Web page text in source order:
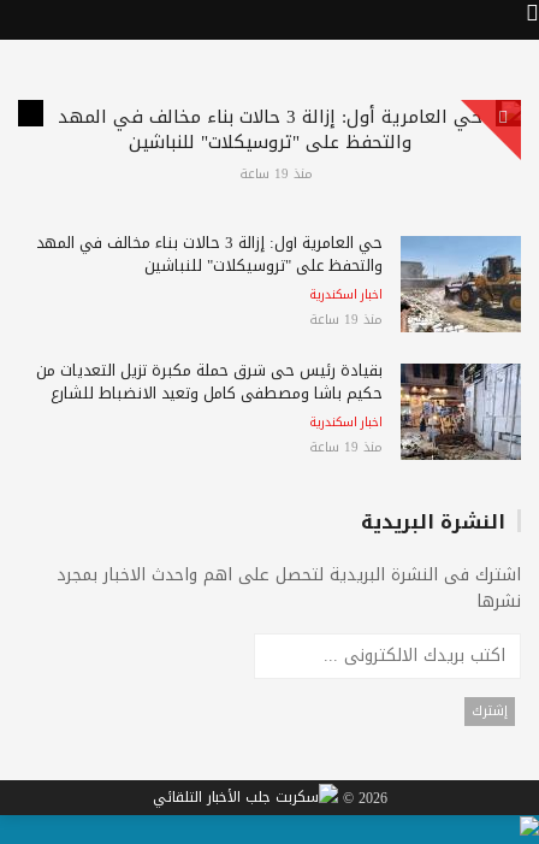
حي العامرية أول: إزالة 3 حالات بناء مخالف في المهد
والتحفظ على "تروسيكلات" للنباشين
منذ 19 ساعة
حي العامرية أول: إزالة 3 حالات بناء مخالف في المهد
والتحفظ على "تروسيكلات" للنباشين
اخبار اسكندرية
منذ 19 ساعة
بقيادة رئيس حى شرق حملة مكبرة تزيل التعديات من
حكيم باشا ومصطفى كامل وتعيد الانضباط للشارع
اخبار اسكندرية
منذ 19 ساعة
النشرة البريدية
اشترك فى النشرة البريدية لتحصل على اهم واحدث الاخبار بمجرد
نشرها
2026 ©